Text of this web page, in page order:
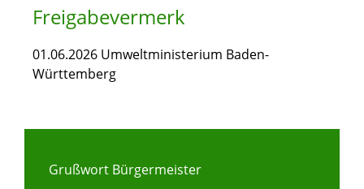
Freigabevermerk
01.06.2026 Umweltministerium Baden-
Württemberg
Grußwort Bürgermeister